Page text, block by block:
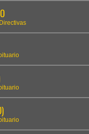
Directivas